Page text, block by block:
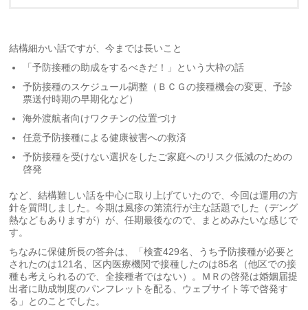
結構細かい話ですが、今までは長いこと
「予防接種の助成をするべきだ！」という大枠の話
予防接種のスケジュール調整（ＢＣＧの接種機会の変更、予診
票送付時期の早期化など）
海外渡航者向けワクチンの位置づけ
任意予防接種による健康被害への救済
予防接種を受けない選択をしたご家庭へのリスク低減のための
啓発
など、結構難しい話を中心に取り上げていたので、今回は運用の方
針を質問しました。今期は風疹の第流行が主な話題でした（デング
熱などもありますが）が、任期最後なので、まとめみたいな感じで
す。
ちなみに保健所長の答弁は、「検査429名、うち予防接種が必要と
されたのは121名、区内医療機関で接種したのは85名（他区での接
種も考えられるので、全接種者ではない）。ＭＲの啓発は婚姻届提
出者に助成制度のパンフレットを配る、ウェブサイト等で啓発す
る」とのことでした。